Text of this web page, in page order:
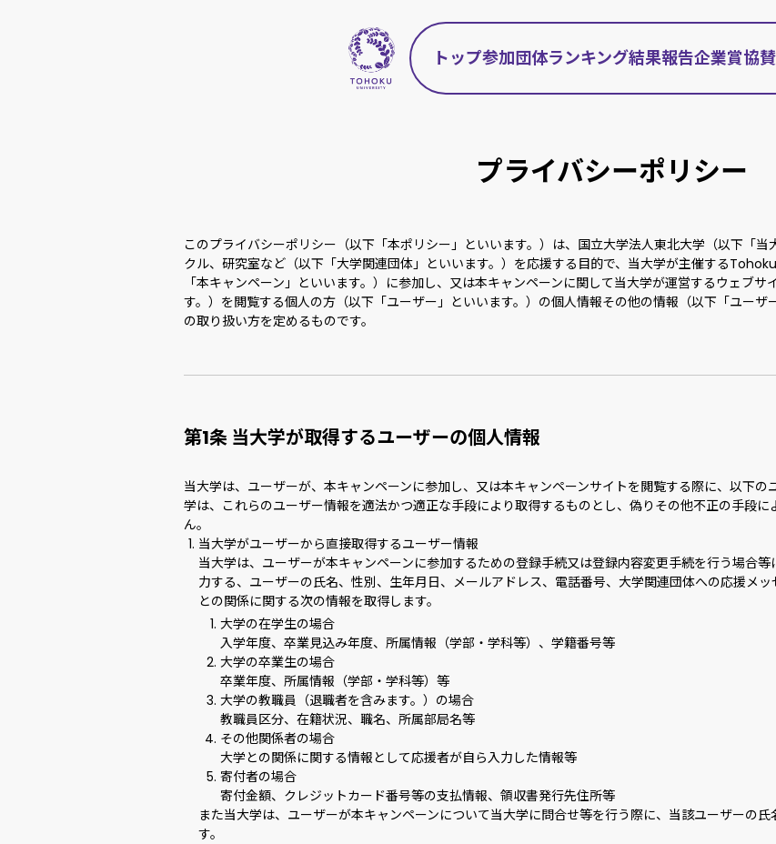
トップ参加団体ランキング結果報告企業賞協
プライバシーポリシー
このプライバシーポリシー（以下「本ポリシー」といいます。）は、国立大学法人東北大学（以下「
クル、研究室など（以下「大学関連団体」といいます。）を応援する目的で、当大学が主催する
「本キャンペーン」といいます。）に参加し、又は本キャンペーンに関して当大学が運営するウェブ
す。）を閲覧する個人の方（以下「ユーザー」といいます。）の個人情報その他の情報（以下「ユーザ
の取り扱い方を定めるものです。
第1条 当大学が取得するユーザーの個人情報
当大学は、ユーザーが、本キャンペーンに参加し、又は本キャンペーンサイトを閲覧する際に、以下
学は、これらのユーザー情報を適法かつ適正な手段により取得するものとし、偽りその他不正の手段
ん。
当大学がユーザーから直接取得するユーザー情報
当大学は、ユーザーが本キャンペーンに参加するための登録手続又は登録内容変更手続を行う場合
力する、ユーザーの氏名、性別、生年月日、メールアドレス、電話番号、大学関連団体への応援メ
との関係に関する次の情報を取得します。
大学の在学生の場合
入学年度、卒業見込み年度、所属情報（学部・学科等）、学籍番号等
大学の卒業生の場合
卒業年度、所属情報（学部・学科等）等
大学の教職員（退職者を含みます。）の場合
教職員区分、在籍状況、職名、所属部局名等
その他関係者の場合
大学との関係に関する情報として応援者が自ら入力した情報等
寄付者の場合
寄付金額、クレジットカード番号等の支払情報、領収書発行先住所等
また当大学は、ユーザーが本キャンペーンについて当大学に問合せ等を行う際に、当該ユーザーの
す。